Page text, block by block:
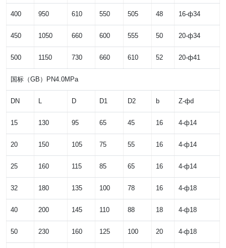
400 950 610 550 505 48 16-ф34
450 1050 660 600 555 50 20-ф34
500 1150 730 660 610 52 20-ф41
国标（GB）PN4.0MPa
DN D D1 D2 b Z-фd
15 130 95 65 45 16 4-ф14
20 150 105 75 55 16 4-ф14
25 160 115 85 65 16 4-ф14
32 180 135 100 78 16 4-ф18
40 200 145 110 88 18 4-ф18
50 230 160 125 100 20 4-ф18